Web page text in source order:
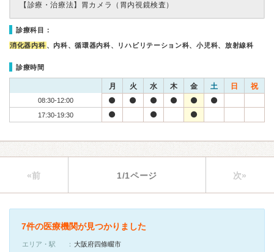
【診療・治療法】 胃カメラ（胃内視鏡検査）
診療科目：
消化器内科 、内科、循環器内科、リハビリテーション科、小児科、放射線科
診療時間
月 火 水 木 金 土 日 祝
08:30-12:00
17:30-19:30
«前 1/1ページ 次»
7件の医療機関が見つかりました
エリア・駅
大阪府四條畷市